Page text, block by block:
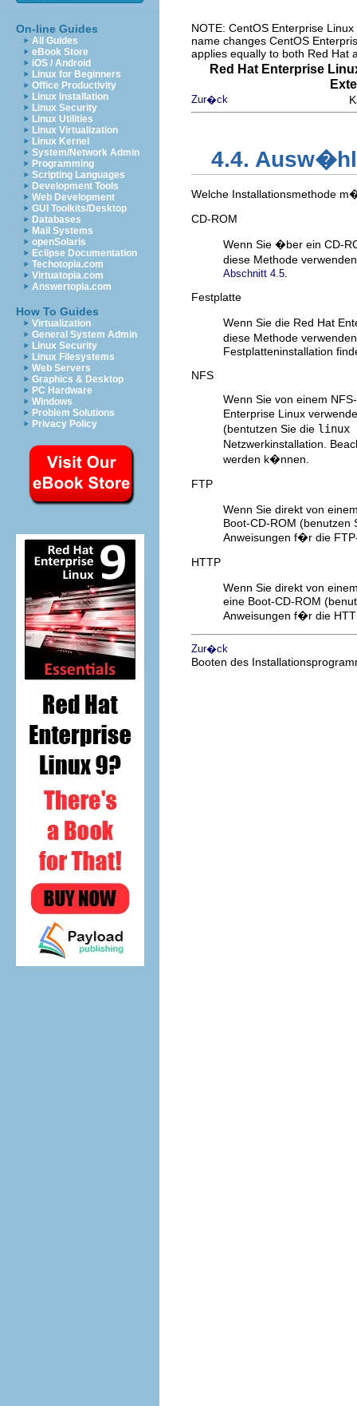
On-line Guides
All Guides
eBook Store
iOS / Android
Linux for Beginners
Office Productivity
Linux Installation
Linux Security
Linux Utilities
Linux Virtualization
Linux Kernel
System/Network Admin
Programming
Scripting Languages
Development Tools
Web Development
GUI Toolkits/Desktop
Databases
Mail Systems
openSolaris
Eclipse Documentation
Techotopia.com
Virtuatopia.com
Answertopia.com
How To Guides
Virtualization
General System Admin
Linux Security
Linux Filesystems
Web Servers
Graphics & Desktop
PC Hardware
Windows
Problem Solutions
Privacy Policy
NOTE: CentOS Enterprise
name changes CentOS
applies equally to both Red Hat
Red Hat Enterprise
Zur�ck
4.4.
Welche Installationsmethode
CD-ROM
Wenn Sie �ber ein CD-
diese Methode
Abschnitt 4.5
Festplatte
Wenn Sie die Red Hat
diese Methode
Festplatteninstallation
NFS
Wenn Sie von einem
Enterprise Linux
(bentutzen Sie die linux
Netzwerkinstallation.
werden k�nnen.
FTP
Wenn Sie direkt von
Boot-CD-ROM (benutzen
Anweisungen f�r die
HTTP
Wenn Sie direkt von
eine Boot-CD-ROM
Anweisungen f�r die
Zur�ck
Booten des